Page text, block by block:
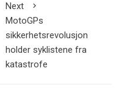
Next
MotoGPs
sikkerhetsrevolusjon
holder syklistene fra
katastrofe